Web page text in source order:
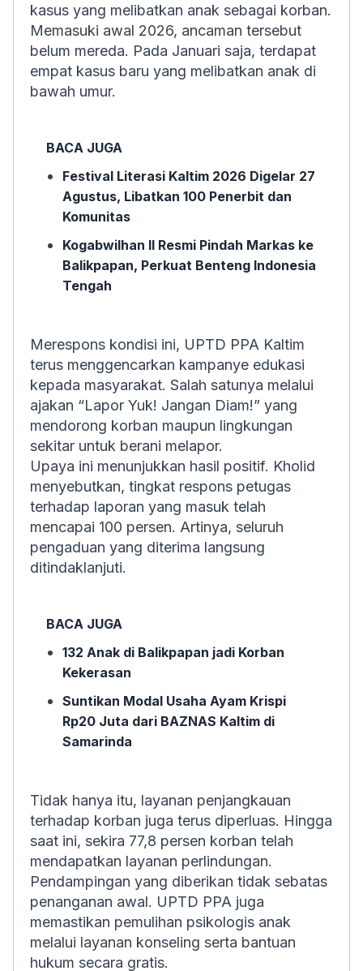
kasus yang melibatkan anak sebagai korban.
Memasuki awal 2026, ancaman tersebut
belum mereda. Pada Januari saja, terdapat
empat kasus baru yang melibatkan anak di
bawah umur.
BACA JUGA
Festival Literasi Kaltim 2026 Digelar 27
Agustus, Libatkan 100 Penerbit dan
Komunitas
Kogabwilhan II Resmi Pindah Markas ke
Balikpapan, Perkuat Benteng Indonesia
Tengah
Merespons kondisi ini, UPTD PPA Kaltim
terus menggencarkan kampanye edukasi
kepada masyarakat. Salah satunya melalui
ajakan “Lapor Yuk! Jangan Diam!” yang
mendorong korban maupun lingkungan
sekitar untuk berani melapor.
Upaya ini menunjukkan hasil positif. Kholid
menyebutkan, tingkat respons petugas
terhadap laporan yang masuk telah
mencapai 100 persen. Artinya, seluruh
pengaduan yang diterima langsung
ditindaklanjuti.
BACA JUGA
132 Anak di Balikpapan jadi Korban
Kekerasan
Suntikan Modal Usaha Ayam Krispi
Rp20 Juta dari BAZNAS Kaltim di
Samarinda
Tidak hanya itu, layanan penjangkauan
terhadap korban juga terus diperluas. Hingga
saat ini, sekira 77,8 persen korban telah
mendapatkan layanan perlindungan.
Pendampingan yang diberikan tidak sebatas
penanganan awal. UPTD PPA juga
memastikan pemulihan psikologis anak
melalui layanan konseling serta bantuan
hukum secara gratis.